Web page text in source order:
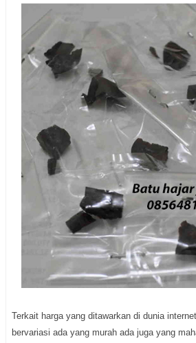
Terkait harga yang ditawarkan di dunia
bervariasi ada yang murah ada juga yang